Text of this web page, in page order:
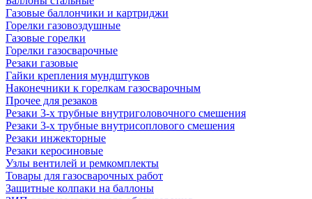
Газовые баллончики и картриджи
Горелки газовоздушные
Газовые горелки
Горелки газосварочные
Резаки газовые
Гайки крепления мундштуков
Наконечники к горелкам газосварочным
Прочее для резаков
Резаки 3-х трубные внутриголовочного смешения
Резаки 3-х трубные внутрисоплового смешения
Резаки инжекторные
Резаки керосиновые
Узлы вентилей и ремкомплекты
Товары для газосварочных работ
Защитные колпаки на баллоны